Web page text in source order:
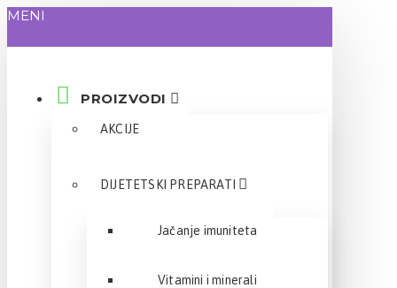
MENI
PROIZVODI
AKCIJE
DIJETETSKI PREPARATI
Jačanje imuniteta
Vitamini i minerali